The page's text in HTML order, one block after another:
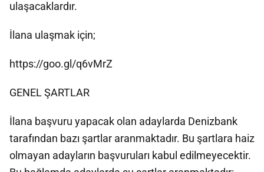
ulaşacaklardır.
İlana ulaşmak için;
https://goo.gl/q6vMrZ
GENEL ŞARTLAR
İlana başvuru yapacak olan adaylarda Denizbank
tarafından bazı şartlar aranmaktadır. Bu şartlara haiz
olmayan adayların başvuruları kabul edilmeyecektir.